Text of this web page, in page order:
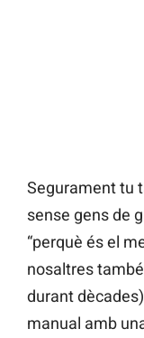
Segurament tu
sense gens de
“perquè és el
nosaltres
durant
manual amb